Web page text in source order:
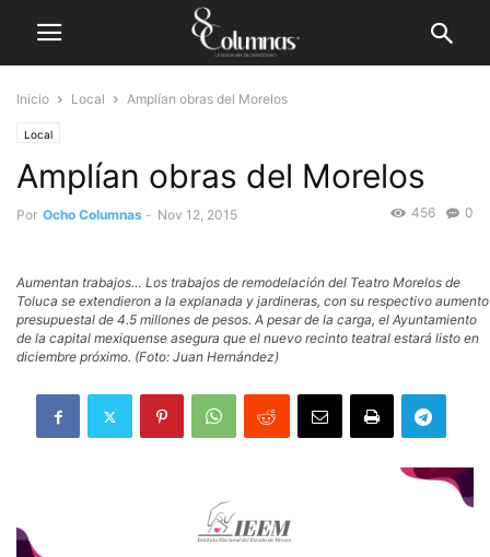
Inicio Local Amplían obras del Morelos
Local
Amplían obras del Morelos
Por Ocho Columnas - Nov 12, 2015 0
456
Aumentan trabajos… Los trabajos de remodelación del Teatro Morelos de
Toluca se extendieron a la explanada y jardineras, con su respectivo aumento
presupuestal de 4.5 millones de pesos. A pesar de la carga, el Ayuntamiento
de la capital mexiquense asegura que el nuevo recinto teatral estará listo en
diciembre próximo. (Foto: Juan Hernández)